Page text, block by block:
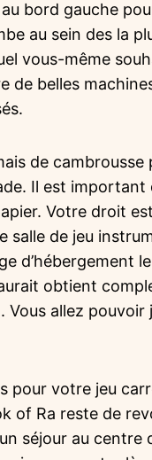
bord gauche
au sein des la
vous-même
de belles
de
Il est important
Votre droit
de jeu
obtient
Vous allez
pour votre jeu
of Ra reste de
séjour au centre